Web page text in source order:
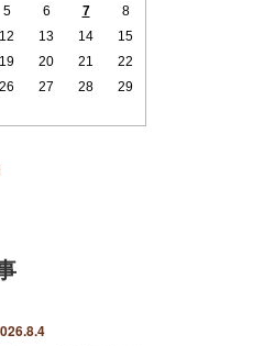
5 6 7
8
12 13 14
15
19 20 21
22
26 27 28
29